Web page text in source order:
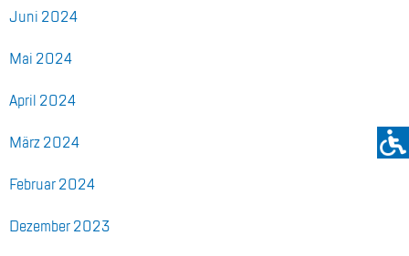
Juni 2024
Mai 2024
April 2024
März 2024
Fe­bru­ar 2024
De­zem­ber 2023